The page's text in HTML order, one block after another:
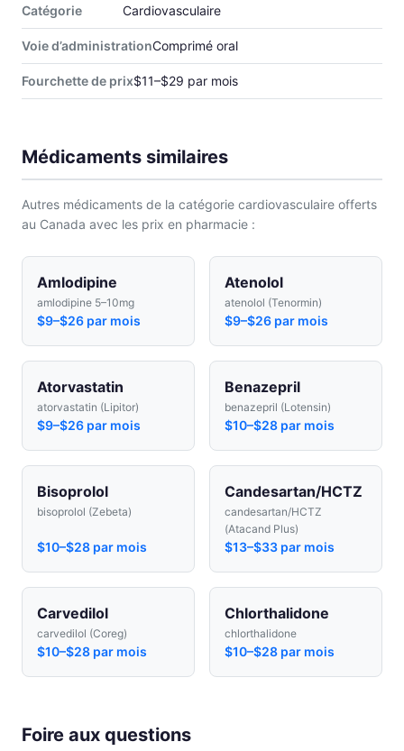
Catégorie Cardiovasculaire
Voie d’administrationComprimé oral
Fourchette de prix$11–$29 par mois
Médicaments similaires
Autres médicaments de la catégorie cardiovasculaire offerts
au Canada avec les prix en pharmacie :
Amlodipine
amlodipine 5–10mg
$9–$26 par mois
Atenolol
atenolol (Tenormin)
$9–$26 par mois
Atorvastatin
atorvastatin (Lipitor)
$9–$26 par mois
Benazepril
benazepril (Lotensin)
$10–$28 par mois
Bisoprolol
bisoprolol (Zebeta)
$10–$28 par mois
Candesartan/HCTZ
candesartan/HCTZ
(Atacand Plus)
$13–$33 par mois
Carvedilol
carvedilol (Coreg)
$10–$28 par mois
Chlorthalidone
chlorthalidone
$10–$28 par mois
Foire aux questions